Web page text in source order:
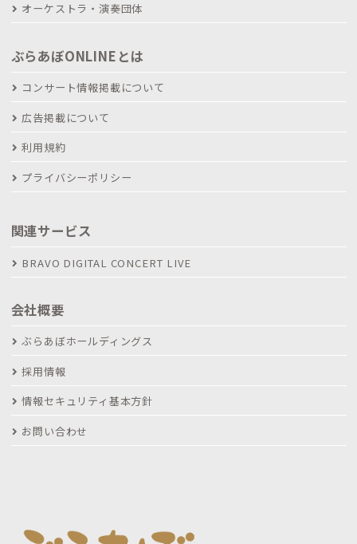
オーケストラ・演奏団体
ぶらあぼONLINEとは
コンサート情報掲載について
広告掲載について
利用規約
プライバシーポリシー
関連サービス
BRAVO DIGITAL CONCERT LIVE
会社概要
ぶらあぼホールディングス
採用情報
情報セキュリティ基本方針
お問い合わせ